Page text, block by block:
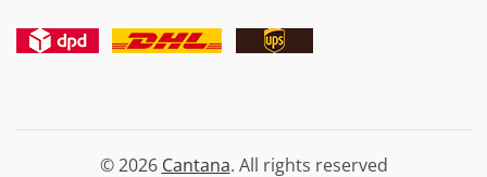
© 2026 Cantana. All rights reserved